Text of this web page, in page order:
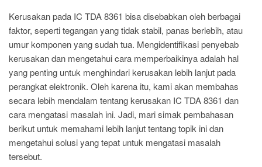
Kerusakan pada IC TDA 8361 bisa disebabkan oleh berbagai
faktor, seperti tegangan yang tidak stabil, panas berlebih, atau
umur komponen yang sudah tua. Mengidentifikasi penyebab
kerusakan dan mengetahui cara memperbaikinya adalah hal
yang penting untuk menghindari kerusakan lebih lanjut pada
perangkat elektronik. Oleh karena itu, kami akan membahas
secara lebih mendalam tentang kerusakan IC TDA 8361 dan
cara mengatasi masalah ini. Jadi, mari simak pembahasan
berikut untuk memahami lebih lanjut tentang topik ini dan
mengetahui solusi yang tepat untuk mengatasi masalah
tersebut.